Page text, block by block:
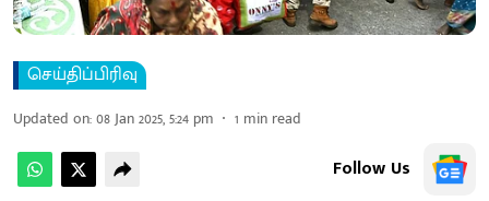
செய்திப்பிரிவு
Updated on:08 Jan 2025, 5:24 pm 1 min read
Follow Us